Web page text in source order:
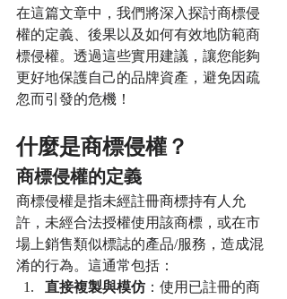
在這篇文章中，我們將深入探討商標侵
權的定義、後果以及如何有效地防範商
標侵權。透過這些實用建議，讓您能夠
更好地保護自己的品牌資產，避免因疏
忽而引發的危機！
什麼是商標侵權？
商標侵權的定義
商標侵權是指未經註冊商標持有人允
許，未經合法授權使用該商標，或在市
場上銷售類似標誌的產品/服務，造成混
淆的行為。這通常包括：
直接複製與模仿 ：使用已註冊的商